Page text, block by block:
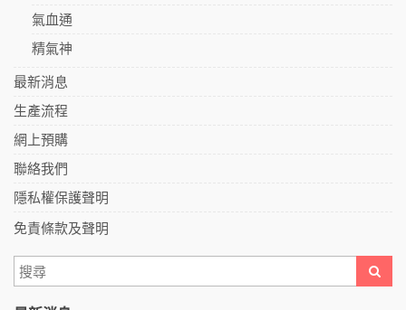
氣血通
精氣神
最新消息
生產流程
網上預購
聯絡我們
隱私權保護聲明
免責條款及聲明